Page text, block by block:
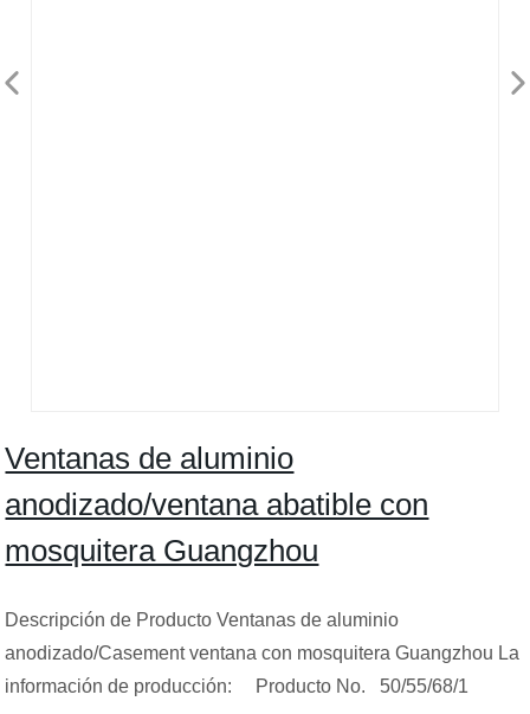
Ventanas de aluminio
anodizado/ventana abatible con
mosquitera Guangzhou
Descripción de Producto Ventanas de aluminio
anodizado/Casement ventana con mosquitera Guangzhou La
información de producción: Producto No. 50/55/68/1